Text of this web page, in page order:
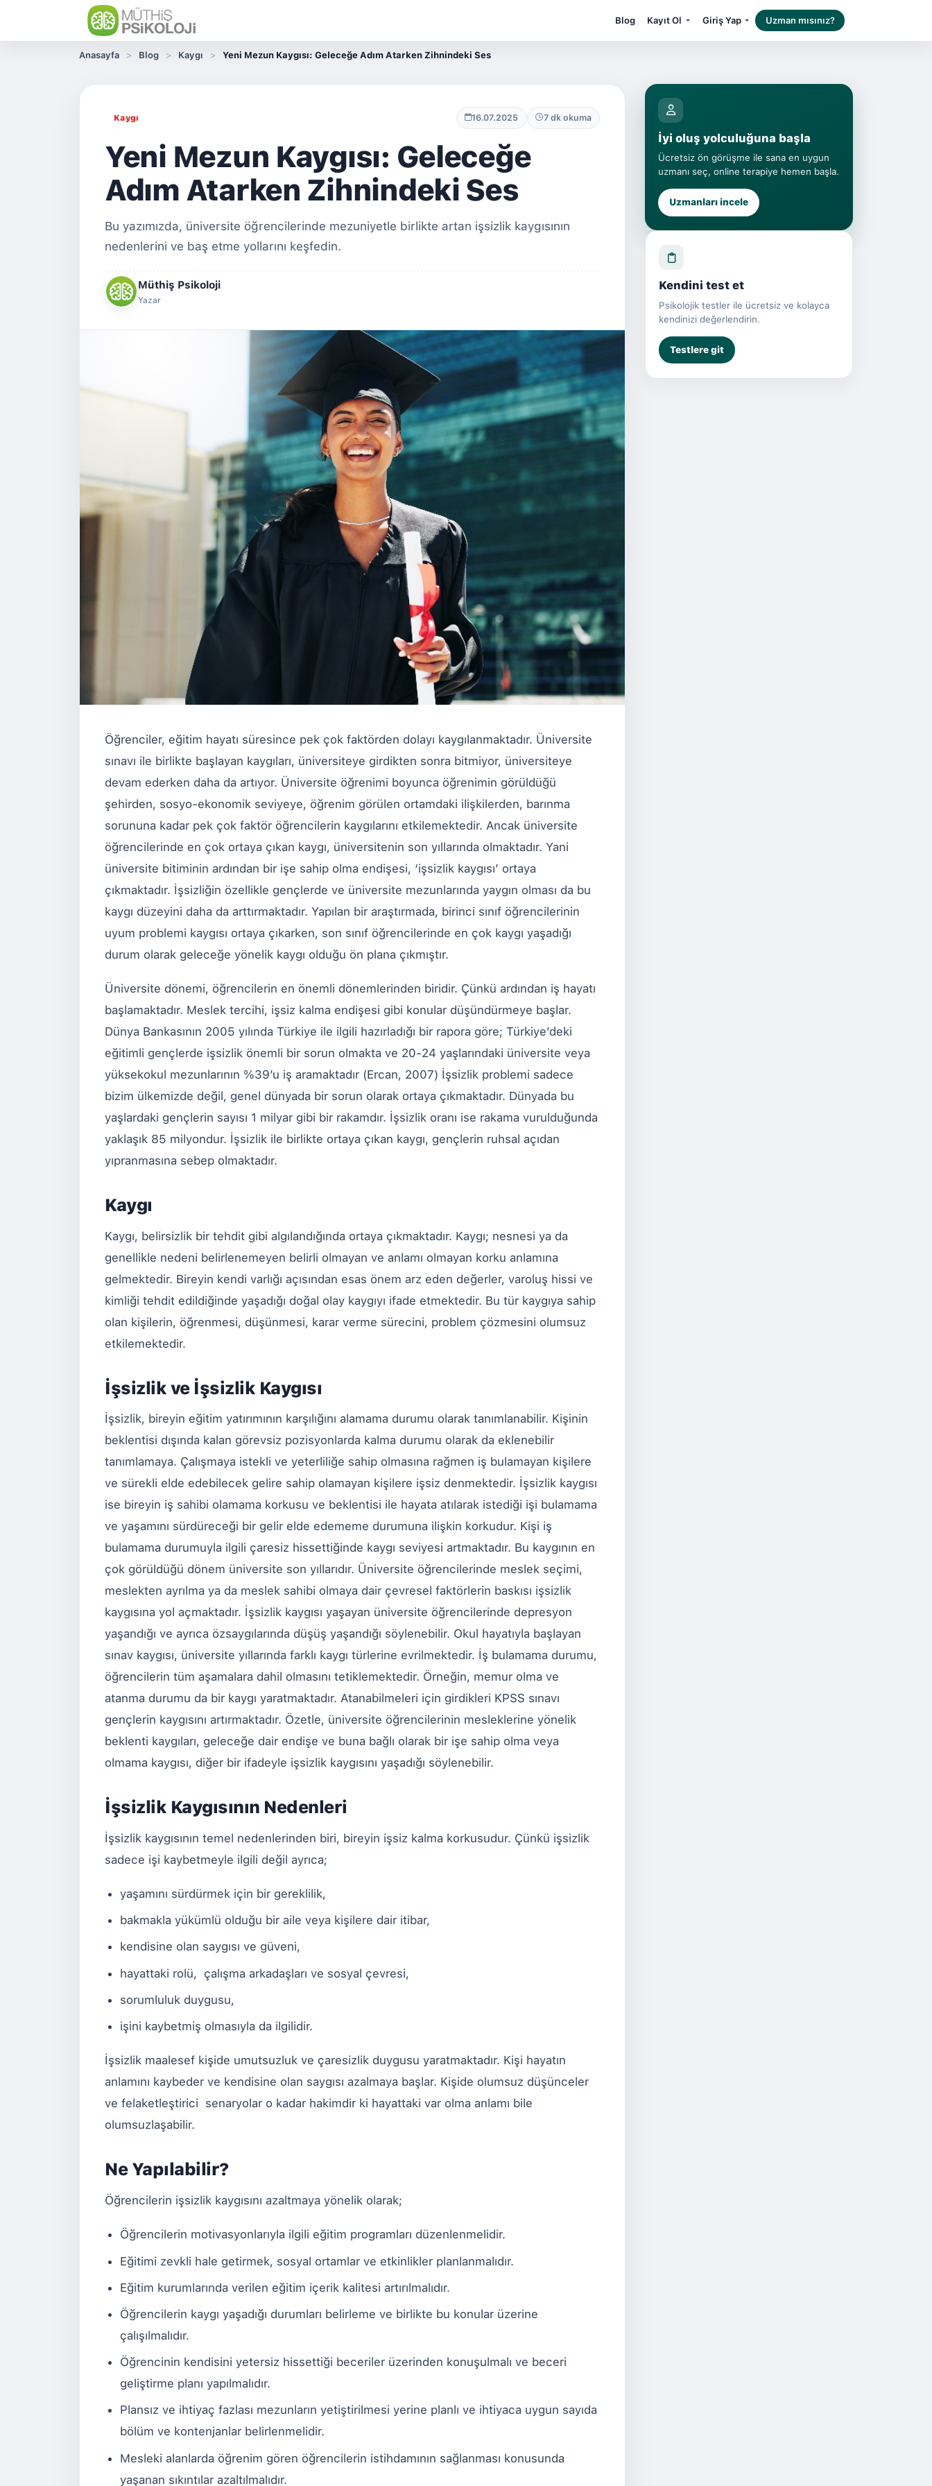
Blog Kayıt Ol Giriş Yap Uzman mısınız?
Anasayfa Blog Kaygı Yeni Mezun Kaygısı: Geleceğe Adım Atarken Zihnindeki Ses
Kaygı 16.07.2025 7 dk okuma
Yeni Mezun Kaygısı: Geleceğe
Adım Atarken Zihnindeki Ses
Bu yazımızda, üniversite öğrencilerinde mezuniyetle birlikte artan işsizlik kaygısının
nedenlerini ve baş etme yollarını keşfedin.
Müthiş Psikoloji
Yazar
Öğrenciler, eğitim hayatı süresince pek çok faktörden dolayı kaygılanmaktadır. Üniversite
sınavı ile birlikte başlayan kaygıları, üniversiteye girdikten sonra bitmiyor, üniversiteye
devam ederken daha da artıyor. Üniversite öğrenimi boyunca öğrenimin görüldüğü
şehirden, sosyo-ekonomik seviyeye, öğrenim görülen ortamdaki ilişkilerden, barınma
sorununa kadar pek çok faktör öğrencilerin kaygılarını etkilemektedir. Ancak üniversite
öğrencilerinde en çok ortaya çıkan kaygı, üniversitenin son yıllarında olmaktadır. Yani
üniversite bitiminin ardından bir işe sahip olma endişesi, ‘işsizlik kaygısı’ ortaya
çıkmaktadır. İşsizliğin özellikle gençlerde ve üniversite mezunlarında yaygın olması da bu
kaygı düzeyini daha da arttırmaktadır. Yapılan bir araştırmada, birinci sınıf öğrencilerinin
uyum problemi kaygısı ortaya çıkarken, son sınıf öğrencilerinde en çok kaygı yaşadığı
durum olarak geleceğe yönelik kaygı olduğu ön plana çıkmıştır.
Üniversite dönemi, öğrencilerin en önemli dönemlerinden biridir. Çünkü ardından iş hayatı
başlamaktadır. Meslek tercihi, işsiz kalma endişesi gibi konular düşündürmeye başlar.
Dünya Bankasının 2005 yılında Türkiye ile ilgili hazırladığı bir rapora göre; Türkiye’deki
eğitimli gençlerde işsizlik önemli bir sorun olmakta ve 20-24 yaşlarındaki üniversite veya
yüksekokul mezunlarının %39’u iş aramaktadır (Ercan, 2007) İşsizlik problemi sadece
bizim ülkemizde değil, genel dünyada bir sorun olarak ortaya çıkmaktadır. Dünyada bu
yaşlardaki gençlerin sayısı 1 milyar gibi bir rakamdır. İşsizlik oranı ise rakama vurulduğunda
yaklaşık 85 milyondur. İşsizlik ile birlikte ortaya çıkan kaygı, gençlerin ruhsal açıdan
yıpranmasına sebep olmaktadır.
Kaygı
Kaygı, belirsizlik bir tehdit gibi algılandığında ortaya çıkmaktadır. Kaygı; nesnesi ya da
genellikle nedeni belirlenemeyen belirli olmayan ve anlamı olmayan korku anlamına
gelmektedir. Bireyin kendi varlığı açısından esas önem arz eden değerler, varoluş hissi ve
kimliği tehdit edildiğinde yaşadığı doğal olay kaygıyı ifade etmektedir. Bu tür kaygıya sahip
olan kişilerin, öğrenmesi, düşünmesi, karar verme sürecini, problem çözmesini olumsuz
etkilemektedir.
İşsizlik ve İşsizlik Kaygısı
İşsizlik, bireyin eğitim yatırımının karşılığını alamama durumu olarak tanımlanabilir. Kişinin
beklentisi dışında kalan görevsiz pozisyonlarda kalma durumu olarak da eklenebilir
tanımlamaya. Çalışmaya istekli ve yeterliliğe sahip olmasına rağmen iş bulamayan kişilere
ve sürekli elde edebilecek gelire sahip olamayan kişilere işsiz denmektedir. İşsizlik kaygısı
ise bireyin iş sahibi olamama korkusu ve beklentisi ile hayata atılarak istediği işi bulamama
ve yaşamını sürdüreceği bir gelir elde edememe durumuna ilişkin korkudur. Kişi iş
bulamama durumuyla ilgili çaresiz hissettiğinde kaygı seviyesi artmaktadır. Bu kaygının en
çok görüldüğü dönem üniversite son yıllarıdır. Üniversite öğrencilerinde meslek seçimi,
meslekten ayrılma ya da meslek sahibi olmaya dair çevresel faktörlerin baskısı işsizlik
kaygısına yol açmaktadır. İşsizlik kaygısı yaşayan üniversite öğrencilerinde depresyon
yaşandığı ve ayrıca özsaygılarında düşüş yaşandığı söylenebilir. Okul hayatıyla başlayan
sınav kaygısı, üniversite yıllarında farklı kaygı türlerine evrilmektedir. İş bulamama durumu,
öğrencilerin tüm aşamalara dahil olmasını tetiklemektedir. Örneğin, memur olma ve
atanma durumu da bir kaygı yaratmaktadır. Atanabilmeleri için girdikleri KPSS sınavı
gençlerin kaygısını artırmaktadır. Özetle, üniversite öğrencilerinin mesleklerine yönelik
beklenti kaygıları, geleceğe dair endişe ve buna bağlı olarak bir işe sahip olma veya
olmama kaygısı, diğer bir ifadeyle işsizlik kaygısını yaşadığı söylenebilir.
İşsizlik Kaygısının Nedenleri
İşsizlik kaygısının temel nedenlerinden biri, bireyin işsiz kalma korkusudur. Çünkü işsizlik
sadece işi kaybetmeyle ilgili değil ayrıca;
yaşamını sürdürmek için bir gereklilik,
bakmakla yükümlü olduğu bir aile veya kişilere dair itibar,
kendisine olan saygısı ve güveni,
hayattaki rolü, çalışma arkadaşları ve sosyal çevresi,
sorumluluk duygusu,
işini kaybetmiş olmasıyla da ilgilidir.
İşsizlik maalesef kişide umutsuzluk ve çaresizlik duygusu yaratmaktadır. Kişi hayatın
anlamını kaybeder ve kendisine olan saygısı azalmaya başlar. Kişide olumsuz düşünceler
ve felaketleştirici senaryolar o kadar hakimdir ki hayattaki var olma anlamı bile
olumsuzlaşabilir.
Ne Yapılabilir?
Öğrencilerin işsizlik kaygısını azaltmaya yönelik olarak;
Öğrencilerin motivasyonlarıyla ilgili eğitim programları düzenlenmelidir.
Eğitimi zevkli hale getirmek, sosyal ortamlar ve etkinlikler planlanmalıdır.
Eğitim kurumlarında verilen eğitim içerik kalitesi artırılmalıdır.
Öğrencilerin kaygı yaşadığı durumları belirleme ve birlikte bu konular üzerine
çalışılmalıdır.
Öğrencinin kendisini yetersiz hissettiği beceriler üzerinden konuşulmalı ve beceri
geliştirme planı yapılmalıdır.
Plansız ve ihtiyaç fazlası mezunların yetiştirilmesi yerine planlı ve ihtiyaca uygun sayıda
bölüm ve kontenjanlar belirlenmelidir.
Mesleki alanlarda öğrenim gören öğrencilerin istihdamının sağlanması konusunda
yaşanan sıkıntılar azaltılmalıdır.
İyi oluş yolculuğuna başla
Ücretsiz ön görüşme ile sana en uygun
uzmanı seç, online terapiye hemen başla.
Uzmanları incele
Kendini test et
Psikolojik testler ile ücretsiz ve kolayca
kendinizi değerlendirin.
Testlere git